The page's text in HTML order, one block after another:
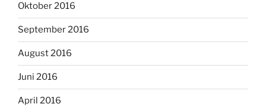
Oktober 2016
September 2016
August 2016
Juni 2016
April 2016